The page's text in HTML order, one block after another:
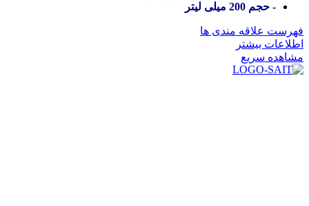
- حجم 200 میلی لیتر
فهرست علاقه مندی ها
اطلاعات بیشتر
مشاهده سریع